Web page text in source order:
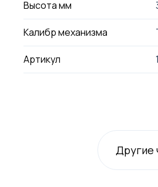
Высота мм
Калибр механизма
Артикул
Другие